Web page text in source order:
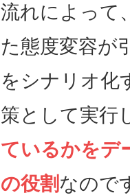
流れによって
た態度変容が
をシナリオ化
策として実行
ているかをデ
の役割なので